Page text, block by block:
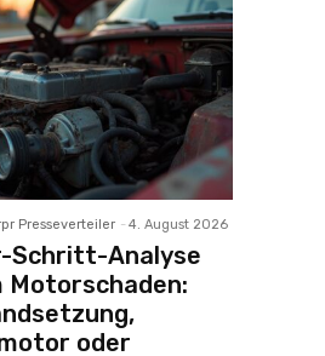
Presseverteiler - 4. August 2026
Analyse
Motorschaden:
oder